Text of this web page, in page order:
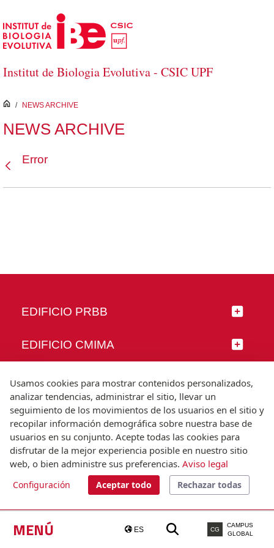
Saltar al contenido principal
Institut de Biologia Evolutiva - CSIC UPF
MENÚ ES CG
CAMPUS
GLOBAL
inici
/ NEWS ARCHIVE
NEWS ARCHIVE
Error
EDIFICIO PRBB
EDIFICIO CMIMA
SÍGUENOS
© Universitat Pompeu Fabra
Barcelona
T.(+34) 93 542 20 00
Usamos cookies para mostrar contenidos personalizados,
analizar tendencias, administrar el sitio, llevar un
seguimiento de los movimientos de los usuarios en el sitio y
recopilar información demográfica sobre nuestra base de
usuarios en su conjunto. Acepte todas las cookies para
disfrutar de la mejor experiencia posible en nuestro sitio
web, o bien administre sus preferencias. Aviso legal
Configuración Aceptar todo Rechazar todas